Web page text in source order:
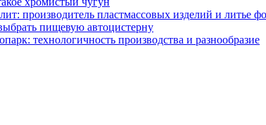
производитель пластмассовых изделий и литье
пищевую автоцистерну
технологичность производства и разнообразие